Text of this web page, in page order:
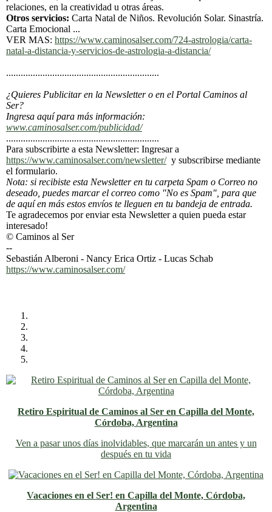
relaciones, en la creatividad u otras áreas.
Otros servicios: Carta Natal de Niños. Revolución Solar. Sinastría.
Carta Emocional ...
VER MAS: https://www.caminosalser.com/724-astrologia/carta-
natal-a-distancia-y-servicios-de-astrologia-a-distancia/
...............................................................
¿Quieres Publicitar en la Newsletter o en el Portal Caminos al
Ser?
Ingresa aquí para más información:
www.caminosalser.com/publicidad/
...............................................................
Para subscribirte a esta Newsletter: Ingresar a
https://www.caminosalser.com/newsletter/y subscribirse mediante
el formulario.
Nota: si recibiste esta Newsletter en tu carpeta Spam o Correo no
deseado, puedes marcar el correo como "No es Spam", para que
de aquí en más estos envíos te lleguen en tu bandeja de entrada.
Te agradecemos por enviar esta Newsletter a quien pueda estar
interesado!
© Caminos al Ser
--
Sebastián Alberoni - Nancy Erica Ortiz - Lucas Schab
https://www.caminosalser.com/
Retiro Espiritual de Caminos al Ser en Capilla del Monte,
Córdoba, Argentina
Ven a pasar unos días inolvidables, que marcarán un antes y un
después en tu vida
Vacaciones en el Ser! en Capilla del Monte, Córdoba,
Argentina